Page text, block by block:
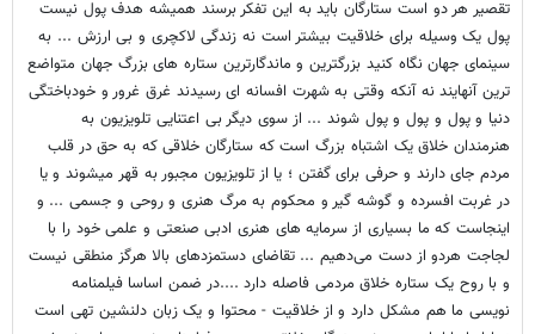
تقصیر هر دو است ستارگان باید به این تفکر برسند همیشه هدف پول نیست
پول یک وسیله برای خلاقیت بیشتر است نه زندگی لاکچری و بی ارزش ... به
سینمای جهان نگاه کنید بزرگترین و ماندگارترین ستاره های بزرگ جهان متواضع
ترین آنهایند نه آنکه وقتی به شهرت افسانه ای رسیدند غرق غرور و خودباختگی
دنیا و پول و پول و پول شوند ... از سوی دیگر بی اعتنایی تلویزیون به
هنرمندان خلاق یک اشتباه بزرگ است که ستارگان خلاقی که به حق در قلب
مردم جای دارند و حرفی برای گفتن ؛ یا از تلویزیون مجبور به قهر میشوند و یا
در غربت افسرده و گوشه گیر و محکوم به مرگ هنری و روحی و جسمی ... و
اینجاست که ما بسیاری از سرمایه های هنری ادبی صنعتی و علمی خود را با
لجاجت هردو از دست می‌دهیم ... تقاضای دستمزدهای بالا هرگز منطقی نیست
و با روح یک ستاره خلاق مردمی فاصله دارد ....در ضمن اساسا فیلمنامه
نویسی ما هم مشکل دارد و از خلاقیت - محتوا و یک زبان دلنشین تهی است